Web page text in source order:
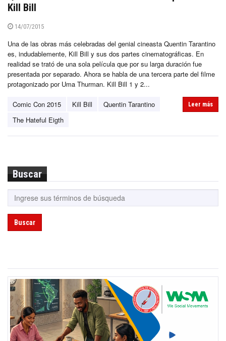
Kill Bill
14/07/2015
Una de las obras más celebradas del genial cineasta Quentin Tarantino
es, indudablemente, Kill Bill y sus dos partes cinematográficas. En
realidad se trató de una sola película que por su larga duración fue
presentada por separado. Ahora se habla de una tercera parte del filme
protagonizado por Uma Thurman. Kill Bill 1 y 2...
Comic Con 2015 Kill Bill
Quentin Tarantino
The Hateful Eigth
Leer más
Buscar
Buscar